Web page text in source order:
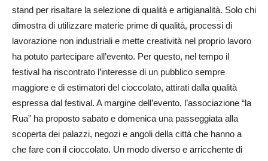
stand per risaltare la selezione di qualità e artigianalità. Solo chi
dimostra di utilizzare materie prime di qualità, processi di
lavorazione non industriali e mette creatività nel proprio lavoro
ha potuto partecipare all’evento. Per questo, nel tempo il
festival ha riscontrato l’interesse di un pubblico sempre
maggiore e di estimatori del cioccolato, attirati dalla qualità
espressa dal festival. A margine dell’evento, l’associazione “la
Rua” ha proposto sabato e domenica una passeggiata alla
scoperta dei palazzi, negozi e angoli della città che hanno a
che fare con il cioccolato. Un modo diverso e arricchente di